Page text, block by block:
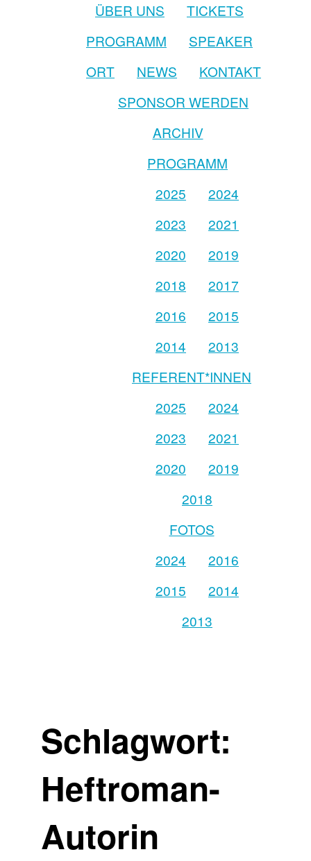
ÜBER UNS
TICKETS
PROGRAMM
SPEAKER
ORT
NEWS
KONTAKT
SPONSOR WERDEN
ARCHIV
PROGRAMM
2025
2024
2023
2021
2020
2019
2018
2017
2016
2015
2014
2013
REFERENT*INNEN
2025
2024
2023
2021
2020
2019
2018
FOTOS
2024
2016
2015
2014
2013
Schlagwort:
Heftroman-
Autorin